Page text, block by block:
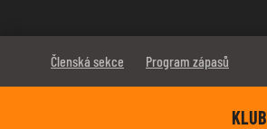
Členská sekce Program zápasů
KLUB